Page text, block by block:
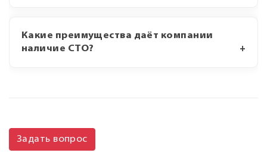
Какие преимущества даёт компании
наличие СТО?
Задать вопрос